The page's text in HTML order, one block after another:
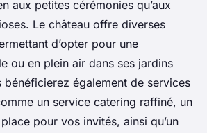
aux petites cérémonies qu’aux
Le château offre diverses
d’opter pour une
ou en plein air dans ses jardins
bénéficierez également de services
un service catering raffiné, un
pour vos invités, ainsi qu’un